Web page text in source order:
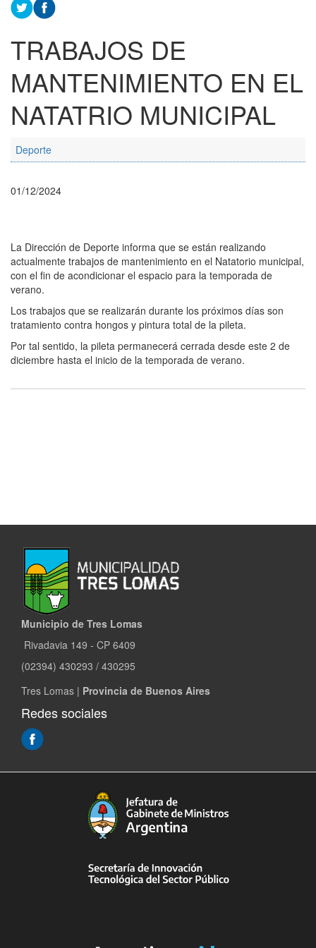
TRABAJOS DE
MANTENIMIENTO EN EL
NATATRIO MUNICIPAL
Deporte
01/12/2024
La Dirección de Deporte informa que se están realizando
actualmente trabajos de mantenimiento en el Natatorio municipal,
con el fin de acondicionar el espacio para la temporada de
verano.
Los trabajos que se realizarán durante los próximos días son
tratamiento contra hongos y pintura total de la pileta.
Por tal sentido, la pileta permanecerá cerrada desde este 2 de
diciembre hasta el inicio de la temporada de verano.
Municipio de Tres Lomas
Rivadavia 149 - CP 6409
(02394) 430293 / 430295
Tres Lomas | Provincia de Buenos Aires
Redes sociales